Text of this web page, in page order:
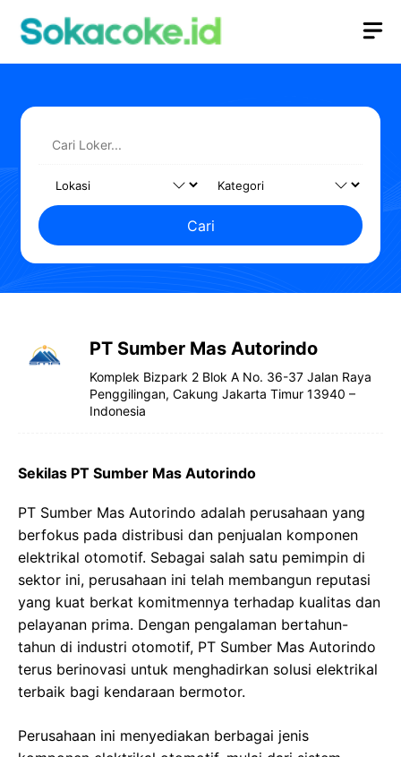
Cari
PT Sumber Mas Autorindo
Komplek Bizpark 2 Blok A No. 36-37 Jalan Raya
Penggilingan, Cakung Jakarta Timur 13940 –
Indonesia
Sekilas PT Sumber Mas Autorindo
PT Sumber Mas Autorindo adalah perusahaan yang
berfokus pada distribusi dan penjualan komponen
elektrikal otomotif. Sebagai salah satu pemimpin di
sektor ini, perusahaan ini telah membangun reputasi
yang kuat berkat komitmennya terhadap kualitas dan
pelayanan prima. Dengan pengalaman bertahun-
tahun di industri otomotif, PT Sumber Mas Autorindo
terus berinovasi untuk menghadirkan solusi elektrikal
terbaik bagi kendaraan bermotor.
Perusahaan ini menyediakan berbagai jenis